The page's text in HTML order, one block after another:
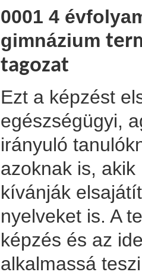
0001 4
gimnázium
tagozat
Ezt a képzést
egészségügyi,
irányuló
azoknak is,
kívánják
nyelveket is. A
képzés és az
alkalmassá